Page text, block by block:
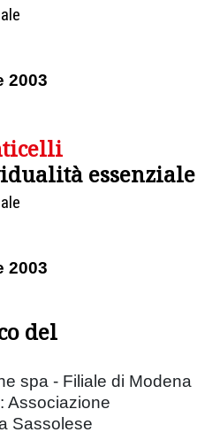
2003
essenziale
2003
del
spa - Filiale di Modena
Associazione
Sassolese